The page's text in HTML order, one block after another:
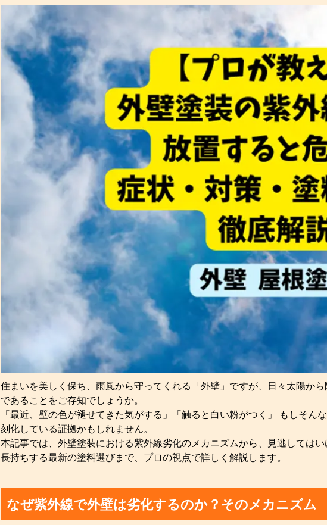
住まいを美しく保ち、雨風から守ってくれる「外壁」ですが、日々太陽か
であることをご存知でしょうか。
「最近、壁の色が褪せてきた気がする」「触ると白い粉がつく」 もしそ
刻化している証拠かもしれません。
本記事では、外壁塗装における紫外線劣化のメカニズムから、見逃しては
長持ちする最新の塗料選びまで、プロの視点で詳しく解説します。
なぜ紫外線で外壁は劣化するのか？そのメカニズム